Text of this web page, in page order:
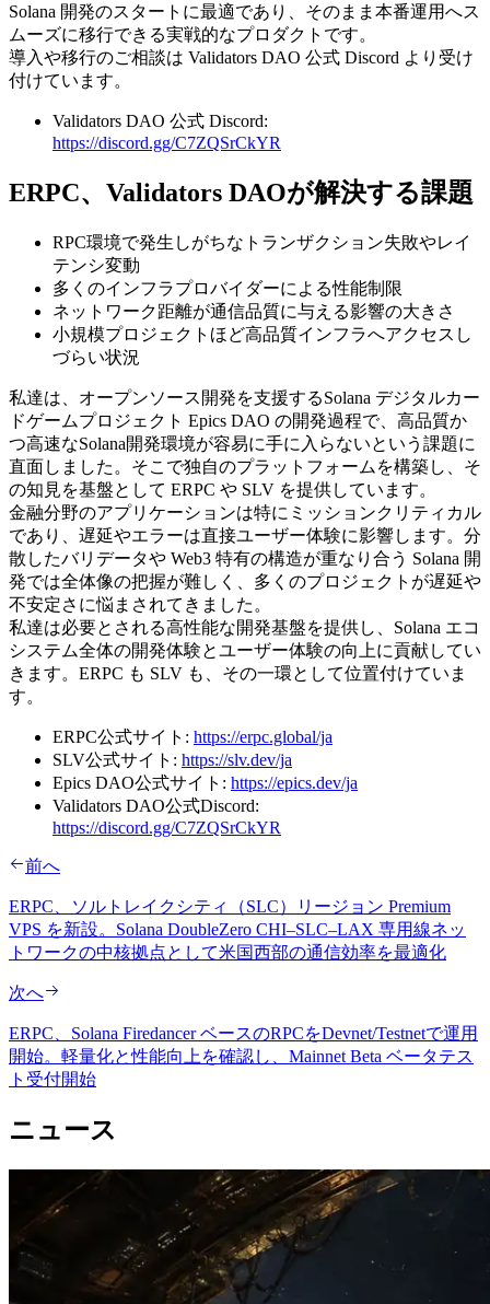
Solana 開発のスタートに最適であり、そのまま本番運用へス
ムーズに移行できる実戦的なプロダクトです。
導入や移行のご相談は Validators DAO 公式 Discord より受け
付けています。
Validators DAO 公式 Discord:
https://discord.gg/C7ZQSrCkYR
ERPC、Validators DAOが解決する課題
RPC環境で発生しがちなトランザクション失敗やレイ
テンシ変動
多くのインフラプロバイダーによる性能制限
ネットワーク距離が通信品質に与える影響の大きさ
小規模プロジェクトほど高品質インフラへアクセスし
づらい状況
私達は、オープンソース開発を支援するSolana デジタルカー
ドゲームプロジェクト Epics DAO の開発過程で、高品質か
つ高速なSolana開発環境が容易に手に入らないという課題に
直面しました。そこで独自のプラットフォームを構築し、そ
の知見を基盤として ERPC や SLV を提供しています。
金融分野のアプリケーションは特にミッションクリティカル
であり、遅延やエラーは直接ユーザー体験に影響します。分
散したバリデータや Web3 特有の構造が重なり合う Solana 開
発では全体像の把握が難しく、多くのプロジェクトが遅延や
不安定さに悩まされてきました。
私達は必要とされる高性能な開発基盤を提供し、Solana エコ
システム全体の開発体験とユーザー体験の向上に貢献してい
きます。ERPC も SLV も、その一環として位置付けていま
す。
ERPC公式サイト: https://erpc.global/ja
SLV公式サイト: https://slv.dev/ja
Epics DAO公式サイト: https://epics.dev/ja
Validators DAO公式Discord:
https://discord.gg/C7ZQSrCkYR
前へ
ERPC、ソルトレイクシティ（SLC）リージョン Premium
VPS を新設。Solana DoubleZero CHI–SLC–LAX 専用線ネッ
トワークの中核拠点として米国西部の通信効率を最適化
次へ
ERPC、Solana Firedancer ベースのRPCをDevnet/Testnetで運用
開始。軽量化と性能向上を確認し、Mainnet Beta ベータテス
ト受付開始
ニュース